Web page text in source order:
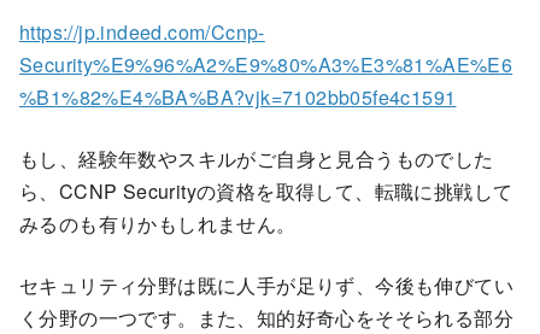
https://jp.indeed.com/Ccnp-
Security%E9%96%A2%E9%80%A3%E3%81%AE%E6
%B1%82%E4%BA%BA?vjk=7102bb05fe4c1591
もし、経験年数やスキルがご自身と見合うものでした
ら、CCNP Securityの資格を取得して、転職に挑戦して
みるのも有りかもしれません。
セキュリティ分野は既に人手が足りず、今後も伸びてい
く分野の一つです。また、知的好奇心をそそられる部分